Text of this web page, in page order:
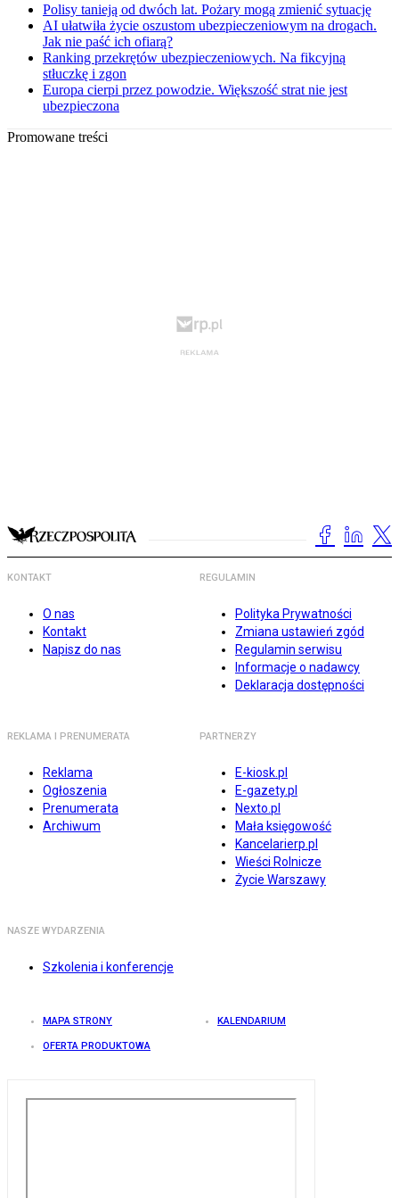
Polisy tanieją od dwóch lat. Pożary mogą zmienić sytuację
AI ułatwiła życie oszustom ubezpieczeniowym na drogach.
Jak nie paść ich ofiarą?
Ranking przekrętów ubezpieczeniowych. Na fikcyjną
stłuczkę i zgon
Europa cierpi przez powodzie. Większość strat nie jest
ubezpieczona
Promowane treści
KONTAKT
O nas
Kontakt
Napisz do nas
REGULAMIN
Polityka Prywatności
Zmiana ustawień zgód
Regulamin serwisu
Informacje o nadawcy
Deklaracja dostępności
REKLAMA I PRENUMERATA
Reklama
Ogłoszenia
Prenumerata
Archiwum
PARTNERZY
E-kiosk.pl
E-gazety.pl
Nexto.pl
Mała księgowość
Kancelarierp.pl
Wieści Rolnicze
Życie Warszawy
NASZE WYDARZENIA
Szkolenia i konferencje
MAPA STRONY KALENDARIUM
OFERTA PRODUKTOWA